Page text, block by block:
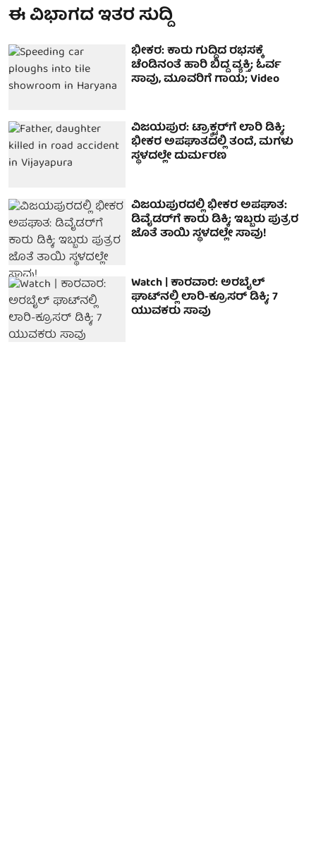
ಈ ವಿಭಾಗದ ಇತರ ಸುದ್ದಿ
ಭೀಕರ: ಕಾರು ಗುದ್ದಿದ ರಭಸಕ್ಕೆ
ಚೆಂಡಿನಂತೆ ಹಾರಿ ಬಿದ್ದ ವ್ಯಕ್ತಿ; ಓರ್ವ
ಸಾವು, ಮೂವರಿಗೆ ಗಾಯ; Video
ವಿಜಯಪುರ: ಟ್ರ‍್ಯಾಕ್ಟರ್‌ಗೆ ಲಾರಿ ಡಿಕ್ಕಿ;
ಭೀಕರ ಅಪಘಾತದಲ್ಲಿ ತಂದೆ, ಮಗಳು
ಸ್ಥಳದಲ್ಲೇ ದುರ್ಮರಣ
ವಿಜಯಪುರದಲ್ಲಿ ಭೀಕರ ಅಪಘಾತ:
ಡಿವೈಡರ್‌ಗೆ ಕಾರು ಡಿಕ್ಕಿ; ಇಬ್ಬರು ಪುತ್ರರ
ಜೊತೆ ತಾಯಿ ಸ್ಥಳದಲ್ಲೇ ಸಾವು!
Watch | ಕಾರವಾರ: ಅರಬೈಲ್
ಘಾಟ್‌ನಲ್ಲಿ ಲಾರಿ-ಕ್ರೂಸರ್ ಡಿಕ್ಕಿ; 7
ಯುವಕರು ಸಾವು